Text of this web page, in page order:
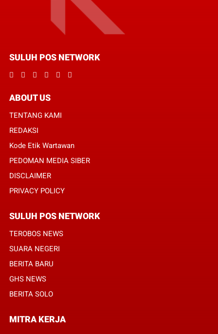
SULUH POS NETWORK
ABOUT US
TENTANG KAMI
REDAKSI
Kode Etik Wartawan
PEDOMAN MEDIA SIBER
DISCLAIMER
PRIVACY POLICY
SULUH POS NETWORK
TEROBOS NEWS
SUARA NEGERI
BERITA BARU
GHS NEWS
BERITA SOLO
MITRA KERJA